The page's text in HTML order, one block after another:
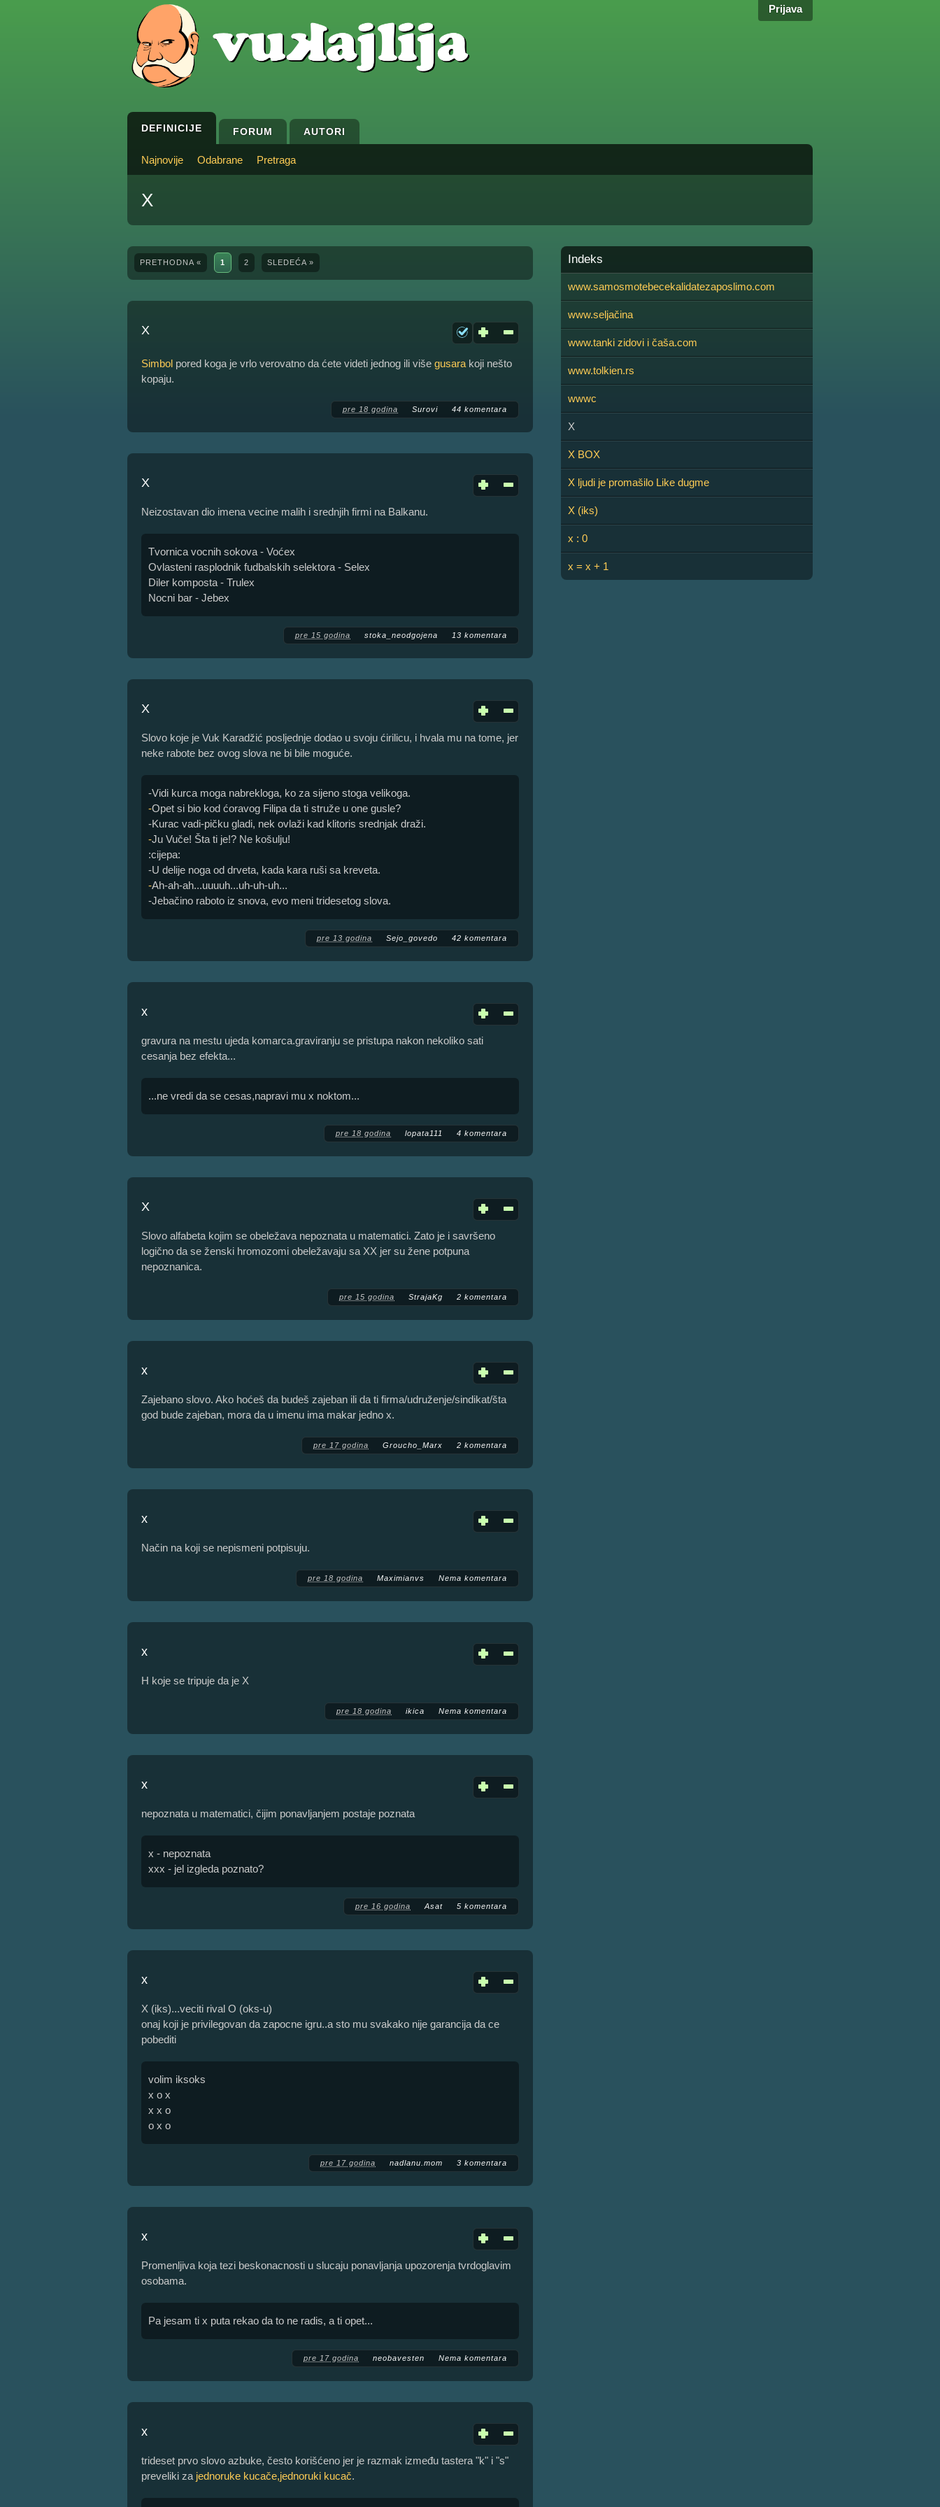
Prijava
DEFINICIJE FORUM AUTORI
Najnovije Odabrane Pretraga
X
PRETHODNA « 1 2 SLEDEĆA »
X
Simbol pored koga je vrlo verovatno da ćete videti jednog ili više gusara koji nešto
kopaju.
pre 18 godina Surovi 44 komentara
X
Neizostavan dio imena vecine malih i srednjih firmi na Balkanu.
Tvornica vocnih sokova - Voćex
Ovlasteni rasplodnik fudbalskih selektora - Selex
Diler komposta - Trulex
Nocni bar - Jebex
pre 15 godina stoka_neodgojena 13 komentara
X
Slovo koje je Vuk Karadžić posljednje dodao u svoju ćirilicu, i hvala mu na tome, jer
neke rabote bez ovog slova ne bi bile moguće.
-Vidi kurca moga nabrekloga, ko za sijeno stoga velikoga.
-Opet si bio kod ćoravog Filipa da ti struže u one gusle?
-Kurac vadi-pičku gladi, nek ovlaži kad klitoris srednjak draži.
-Ju Vuče! Šta ti je!? Ne košulju!
:cijepa:
-U delije noga od drveta, kada kara ruši sa kreveta.
-Ah-ah-ah...uuuuh...uh-uh-uh...
-Jebačino raboto iz snova, evo meni tridesetog slova.
pre 13 godina Sejo_govedo 42 komentara
x
gravura na mestu ujeda komarca.graviranju se pristupa nakon nekoliko sati
cesanja bez efekta...
...ne vredi da se cesas,napravi mu x noktom...
pre 18 godina lopata111 4 komentara
X
Slovo alfabeta kojim se obeležava nepoznata u matematici. Zato je i savršeno
logično da se ženski hromozomi obeležavaju sa XX jer su žene potpuna
nepoznanica.
pre 15 godina StrajaKg 2 komentara
x
Zajebano slovo. Ako hoćeš da budeš zajeban ili da ti firma/udruženje/sindikat/šta
god bude zajeban, mora da u imenu ima makar jedno x.
pre 17 godina Groucho_Marx 2 komentara
x
Način na koji se nepismeni potpisuju.
pre 18 godina Maximianvs Nema komentara
x
H koje se tripuje da je X
pre 18 godina ikica Nema komentara
x
nepoznata u matematici, čijim ponavljanjem postaje poznata
x - nepoznata
xxx - jel izgleda poznato?
pre 16 godina Asat 5 komentara
x
X (iks)...veciti rival O (oks-u)
onaj koji je privilegovan da zapocne igru..a sto mu svakako nije garancija da ce
pobediti
volim iksoks
x o x
x x o
o x o
pre 17 godina nadlanu.mom 3 komentara
x
Promenljiva koja tezi beskonacnosti u slucaju ponavljanja upozorenja tvrdoglavim
osobama.
Pa jesam ti x puta rekao da to ne radis, a ti opet...
pre 17 godina neobavesten Nema komentara
x
trideset prvo slovo azbuke, često korišćeno jer je razmak između tastera "k" i "s"
preveliki za jednoruke kucače,jednoruki kucač.
Indeks
www.samosmotebecekalidatezaposlimo.com
www.seljačina
www.tanki zidovi i čaša.com
www.tolkien.rs
wwwc
X
X BOX
X ljudi je promašilo Like dugme
X (iks)
x : 0
x = x + 1